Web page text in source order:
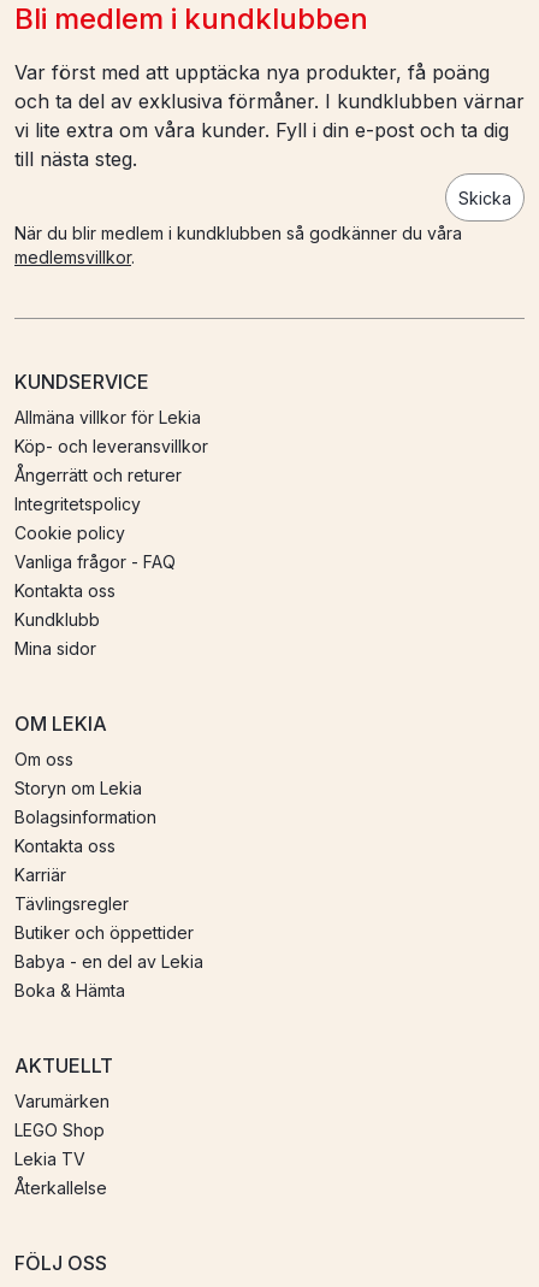
Bli medlem i kundklubben
Var först med att upptäcka nya produkter, få poäng
och ta del av exklusiva förmåner. I kundklubben värnar
vi lite extra om våra kunder. Fyll i din e-post och ta dig
till nästa steg.
Skicka
När du blir medlem i kundklubben så godkänner du våra
medlemsvillkor.
KUNDSERVICE
Allmäna villkor för Lekia
Köp- och leveransvillkor
Ångerrätt och returer
Integritetspolicy
Cookie policy
Vanliga frågor - FAQ
Kontakta oss
Kundklubb
Mina sidor
OM LEKIA
Om oss
Storyn om Lekia
Bolagsinformation
Kontakta oss
Karriär
Tävlingsregler
Butiker och öppettider
Babya - en del av Lekia
Boka & Hämta
AKTUELLT
Varumärken
LEGO Shop
Lekia TV
Återkallelse
FÖLJ OSS